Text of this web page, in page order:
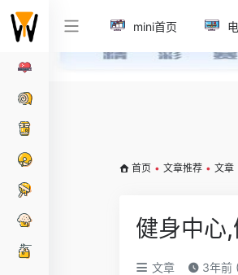
mini首页
首页 • 文章推荐 • 文章
健身中心
文章 3年前